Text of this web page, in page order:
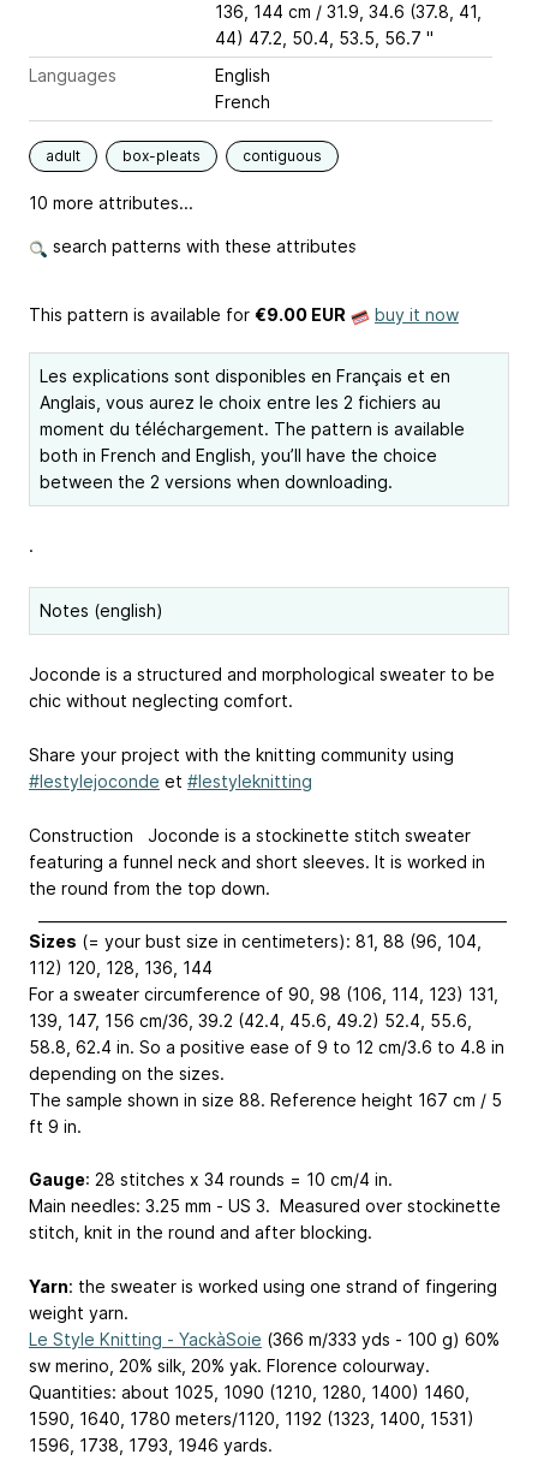
136, 144 cm / 31.9, 34.6 (37.8, 41,
44) 47.2, 50.4, 53.5, 56.7 ''
Languages
English
French
adult box-pleats contiguous
10 more attributes...
search patterns with these attributes
This pattern is available for €9.00 EUR buy it now
Les explications sont disponibles en Français et en
Anglais, vous aurez le choix entre les 2 fichiers au
moment du téléchargement. The pattern is available
both in French and English, you’ll have the choice
between the 2 versions when downloading.
.
Notes (english)
Joconde is a structured and morphological sweater to be
chic without neglecting comfort.
Share your project with the knitting community using
#lestylejoconde et #lestyleknitting
Construction Joconde is a stockinette stitch sweater
featuring a funnel neck and short sleeves. It is worked in
the round from the top down.
Sizes (= your bust size in centimeters): 81, 88 (96, 104,
112) 120, 128, 136, 144
For a sweater circumference of 90, 98 (106, 114, 123) 131,
139, 147, 156 cm/36, 39.2 (42.4, 45.6, 49.2) 52.4, 55.6,
58.8, 62.4 in. So a positive ease of 9 to 12 cm/3.6 to 4.8 in
depending on the sizes.
The sample shown in size 88. Reference height 167 cm / 5
ft 9 in.
Gauge: 28 stitches x 34 rounds = 10 cm/4 in.
Main needles: 3.25 mm - US 3. Measured over stockinette
stitch, knit in the round and after blocking.
Yarn: the sweater is worked using one strand of fingering
weight yarn.
Le Style Knitting - YackàSoie (366 m/333 yds - 100 g) 60%
sw merino, 20% silk, 20% yak. Florence colourway.
Quantities: about 1025, 1090 (1210, 1280, 1400) 1460,
1590, 1640, 1780 meters/1120, 1192 (1323, 1400, 1531)
1596, 1738, 1793, 1946 yards.